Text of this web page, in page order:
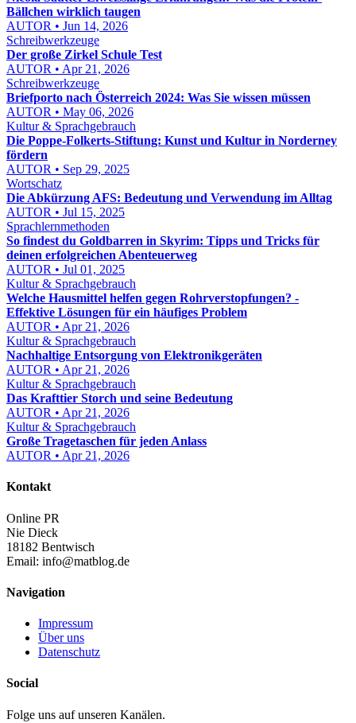
Bällchen wirklich taugen
AUTOR • Jun 14, 2026
Schreibwerkzeuge
Der große Zirkel Schule Test
AUTOR • Apr 21, 2026
Schreibwerkzeuge
Briefporto nach Österreich 2024: Was Sie wissen müssen
AUTOR • May 06, 2026
Kultur & Sprachgebrauch
Die Poppe-Folkerts-Stiftung: Kunst und Kultur in Norderney
fördern
AUTOR • Sep 29, 2025
Wortschatz
Die Abkürzung AFS: Bedeutung und Verwendung im Alltag
AUTOR • Jul 15, 2025
Sprachlernmethoden
So findest du Goldbarren in Skyrim: Tipps und Tricks für
deinen erfolgreichen Abenteuerweg
AUTOR • Jul 01, 2025
Kultur & Sprachgebrauch
Welche Hausmittel helfen gegen Rohrverstopfungen? -
Effektive Lösungen für ein häufiges Problem
AUTOR • Apr 21, 2026
Kultur & Sprachgebrauch
Nachhaltige Entsorgung von Elektronikgeräten
AUTOR • Apr 21, 2026
Kultur & Sprachgebrauch
Das Krafttier Storch und seine Bedeutung
AUTOR • Apr 21, 2026
Kultur & Sprachgebrauch
Große Tragetaschen für jeden Anlass
AUTOR • Apr 21, 2026
Kontakt
Online PR
Nie Dieck
18182 Bentwisch
Email: info@matblog.de
Navigation
Impressum
Über uns
Datenschutz
Social
Folge uns auf unseren Kanälen.